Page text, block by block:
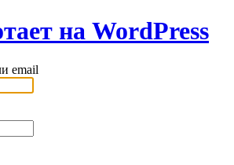
на WordPress
email